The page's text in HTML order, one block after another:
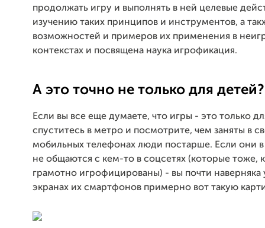
продолжать игру и выполнять в ней целевые
изучению таких принципов и инструментов, а
возможностей и примеров их применения в
контекстах и посвящена наука игрофикация.
А это точно не только для детей?
Если вы все еще думаете, что игры - это только
спуститесь в метро и посмотрите, чем заняты в
мобильных телефонах люди постарше. Если они
не общаются с кем-то в соцсетях (которые тоже,
грамотно игрофицированы) - вы почти наверняка
экранах их смартфонов примерно вот такую